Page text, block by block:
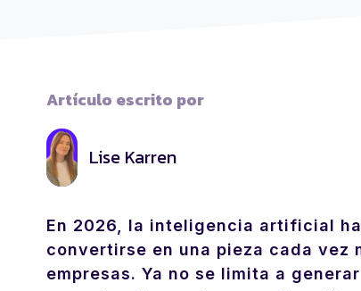
Artículo escrito por
Lise Karren
En 2026, la inteligencia artificial
convertirse en una pieza cada
empresas. Ya no se limita a